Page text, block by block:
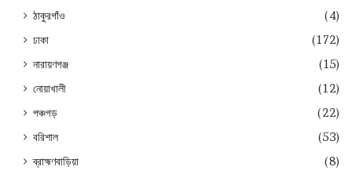
ঠাকুরগাঁও
(4)
ঢাকা
(172)
নারায়ণগঞ্জ
(15)
নোয়াখালী
(12)
পঞ্চগড়
(22)
বরিশাল
(53)
ব্রাহ্মণবাড়িয়া
(8)